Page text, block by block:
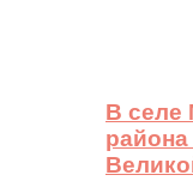
В селе